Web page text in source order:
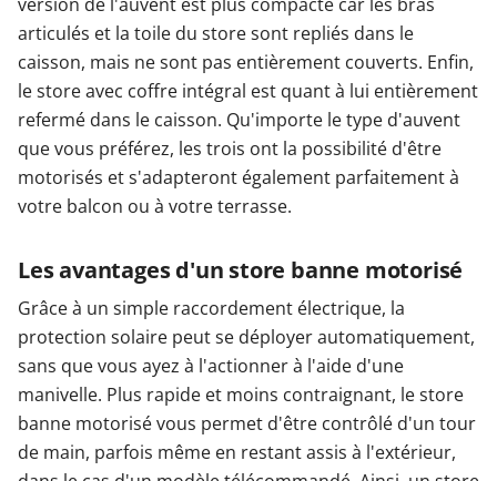
articulés et la toile du store sont repliés dans le
caisson, mais ne sont pas entièrement couverts. Enfin,
le store avec coffre intégral est quant à lui entièrement
refermé dans le caisson. Qu'importe le type d'auvent
que vous préférez, les trois ont la possibilité d'être
motorisés et s'adapteront également parfaitement à
votre balcon ou à votre terrasse.
Les avantages d'un store banne motorisé
Grâce à un simple raccordement électrique, la
protection solaire peut se déployer automatiquement,
sans que vous ayez à l'actionner à l'aide d'une
manivelle. Plus rapide et moins contraignant, le store
banne motorisé vous permet d'être contrôlé d'un tour
de main, parfois même en restant assis à l'extérieur,